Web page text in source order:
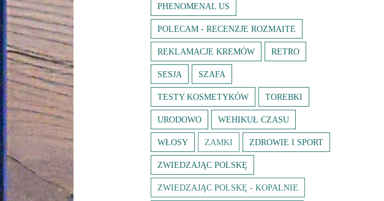
PHENOMENAL US
POLECAM - RECENZJE ROZMAITE
REKLAMACJE KREMÓW RETRO
SESJA SZAFA
TESTY KOSMETYKÓW TOREBKI
URODOWO WEHIKUŁ CZASU
WŁOSY ZAMKI ZDROWIE I SPORT
ZWIEDZAJĄC POLSKĘ
ZWIEDZAJĄC POLSKĘ - KOPALNIE